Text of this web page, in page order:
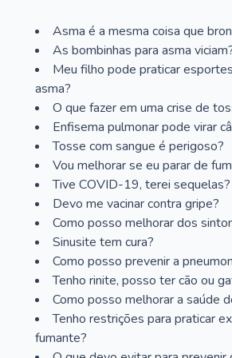
Asma é a mesma coisa que
As bombinhas para asma
Meu filho pode praticar
asma?
O que fazer em uma crise de
Enfisema pulmonar pode virar
Tosse com sangue é perigoso?
Vou melhorar se eu parar de
Tive COVID-19, terei sequelas?
Devo me vacinar contra gripe?
Como posso melhorar dos
Sinusite tem cura?
Como posso prevenir a
Tenho rinite, posso ter cão ou
Como posso melhorar a saúde
Tenho restrições para praticar
fumante?